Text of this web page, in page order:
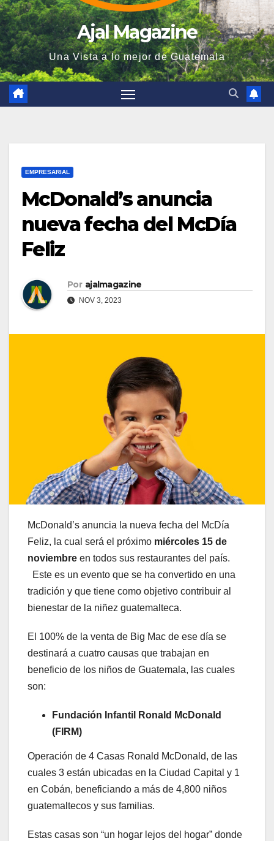
Ajal Magazine
Una Vista a lo mejor de Guatemala
EMPRESARIAL
McDonald’s anuncia
nueva fecha del McDía
Feliz
Por ajalmagazine
NOV 3, 2023
McDonald’s anuncia la nueva fecha del McDía
Feliz, la cual será el próximo miércoles 15 de
noviembre en todos sus restaurantes del país.
Este es un evento que se ha convertido en una
tradición y que tiene como objetivo contribuir al
bienestar de la niñez guatemalteca.
El 100% de la venta de Big Mac de ese día se
destinará a cuatro causas que trabajan en
beneficio de los niños de Guatemala, las cuales
son:
Fundación Infantil Ronald McDonald
(FIRM)
Operación de 4 Casas Ronald McDonald, de las
cuales 3 están ubicadas en la Ciudad Capital y 1
en Cobán, beneficiando a más de 4,800 niños
guatemaltecos y sus familias.
Estas casas son “un hogar lejos del hogar” donde